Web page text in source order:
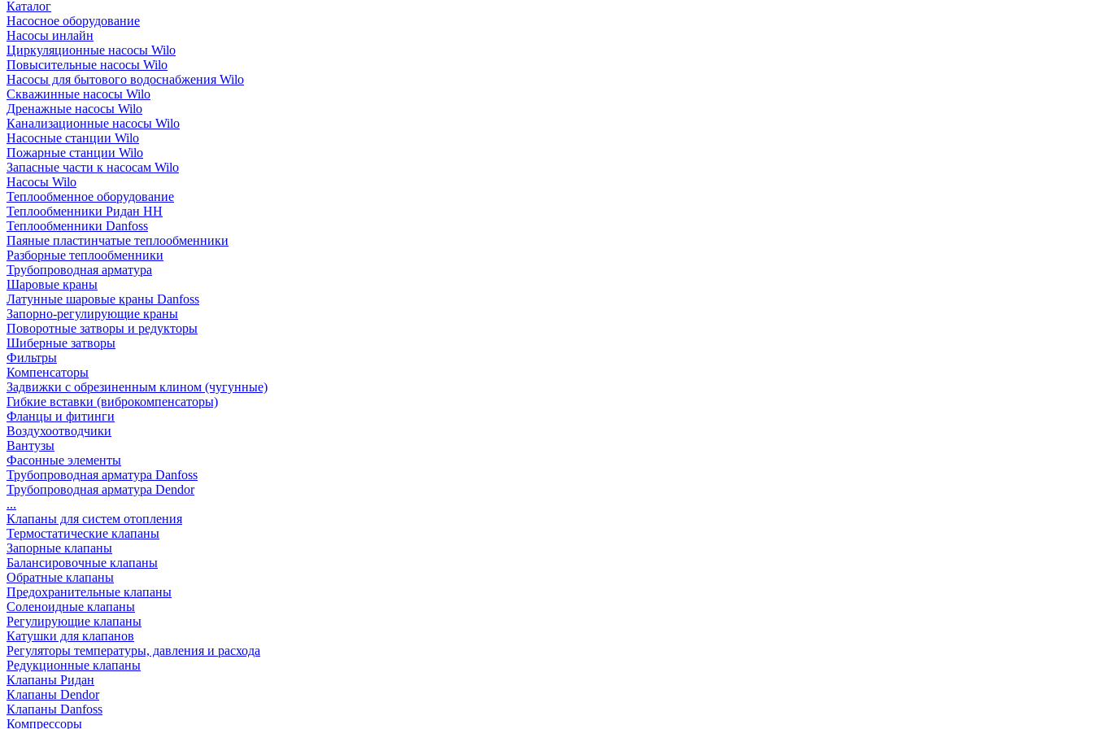
Каталог
Насосное оборудование
Насосы инлайн
Циркуляционные насосы Wilo
Повысительные насосы Wilo
Насосы для бытового водоснабжения Wilo
Скважинные насосы Wilo
Дренажные насосы Wilo
Канализационные насосы Wilo
Насосные станции Wilo
Пожарные станции Wilo
Запасные части к насосам Wilo
Насосы Wilo
Теплообменное оборудование
Теплообменники Ридан НН
Теплообменники Danfoss
Паяные пластинчатые теплообменники
Разборные теплообменники
Трубопроводная арматура
Шаровые краны
Латунные шаровые краны Danfoss
Запорно-регулирующие краны
Поворотные затворы и редукторы
Шиберные затворы
Фильтры
Компенсаторы
Задвижки с обрезиненным клином (чугунные)
Гибкие вставки (виброкомпенсаторы)
Фланцы и фитинги
Воздухоотводчики
Вантузы
Фасонные элементы
Трубопроводная арматура Danfoss
Трубопроводная арматура Dendor
...
Клапаны для систем отопления
Термостатические клапаны
Запорные клапаны
Балансировочные клапаны
Обратные клапаны
Предохранительные клапаны
Соленоидные клапаны
Регулирующие клапаны
Катушки для клапанов
Регуляторы температуры, давления и расхода
Редукционные клапаны
Клапаны Ридан
Клапаны Dendor
Клапаны Danfoss
Компрессоры